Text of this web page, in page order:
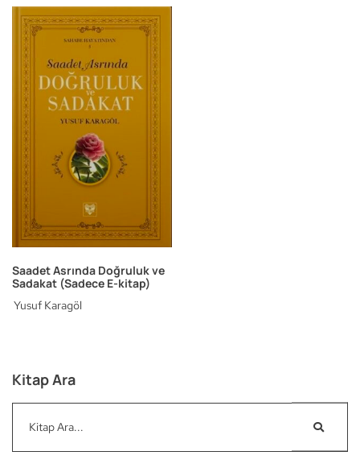
Kitap Ara
Saadet Asrında Doğruluk ve
Sadakat (Sadece E-kitap)
Yusuf Karagöl